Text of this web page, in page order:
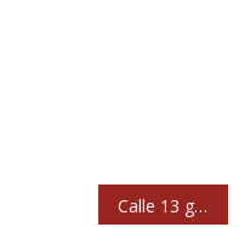
Calle 13 gratis en Madrid y después en Zaragoza, Gijón, Barcelona y Cádiz